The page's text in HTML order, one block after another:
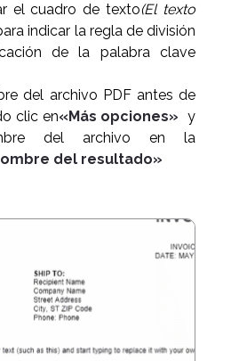
el cuadro de texto(El texto
indicar la regla de división
de la palabra clave
del archivo PDF antes de
clic en«Más opciones» y
del archivo en la
del resultado»